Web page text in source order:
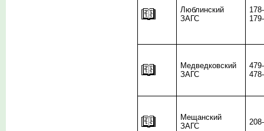
Люблинский
ЗАГС
Медведковский
ЗАГС
Мещанский
ЗАГС